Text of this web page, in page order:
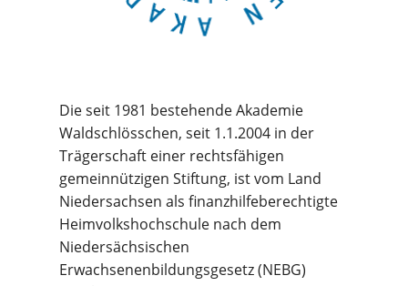
Die seit 1981 bestehende Akademie
Waldschlösschen, seit 1.1.2004 in der
Trägerschaft einer rechtsfähigen
gemeinnützigen Stiftung, ist vom Land
Niedersachsen als finanzhilfeberechtigte
Heimvolkshochschule nach dem
Niedersächsischen
Erwachsenenbildungsgesetz (NEBG)